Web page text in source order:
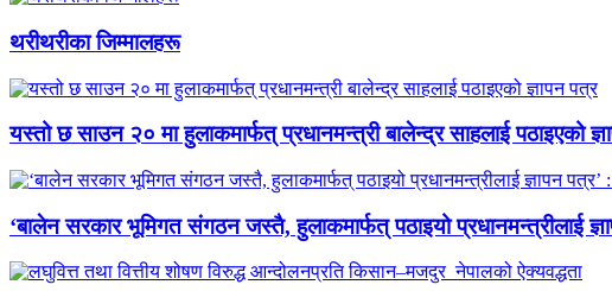
थरीथरीका जिम्मालहरू
यस्तो छ साउन २० मा हुलाकमार्फत् प्रधानमन्त्री बालेन्द्र साहलाई पठाइएको
‘बालेन सरकार भूमिगत संगठन जस्तै, हुलाकमार्फत् पठाइयो प्रधानमन्त्रीलाई